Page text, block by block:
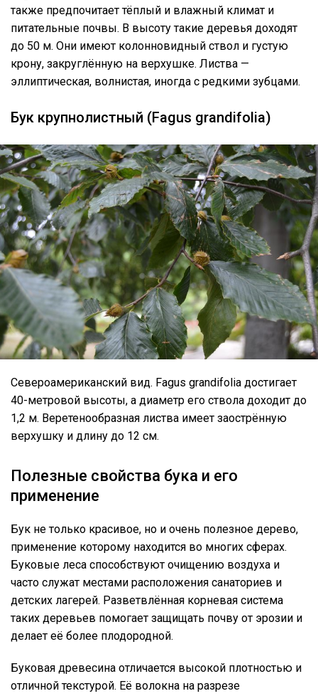
также предпочитает тёплый и влажный климат и
питательные почвы. В высоту такие деревья доходят
до 50 м. Они имеют колонновидный ствол и густую
крону, закруглённую на верхушке. Листва —
эллиптическая, волнистая, иногда с редкими зубцами.
Бук крупнолистный (Fagus grandifolia)
Североамериканский вид. Fagus grandifolia достигает
40-метровой высоты, а диаметр его ствола доходит до
1,2 м. Веретенообразная листва имеет заострённую
верхушку и длину до 12 см.
Полезные свойства бука и его
применение
Бук не только красивое, но и очень полезное дерево,
применение которому находится во многих сферах.
Буковые леса способствуют очищению воздуха и
часто служат местами расположения санаториев и
детских лагерей. Разветвлённая корневая система
таких деревьев помогает защищать почву от эрозии и
делает её более плодородной.
Буковая древесина отличается высокой плотностью и
отличной текстурой. Её волокна на разрезе